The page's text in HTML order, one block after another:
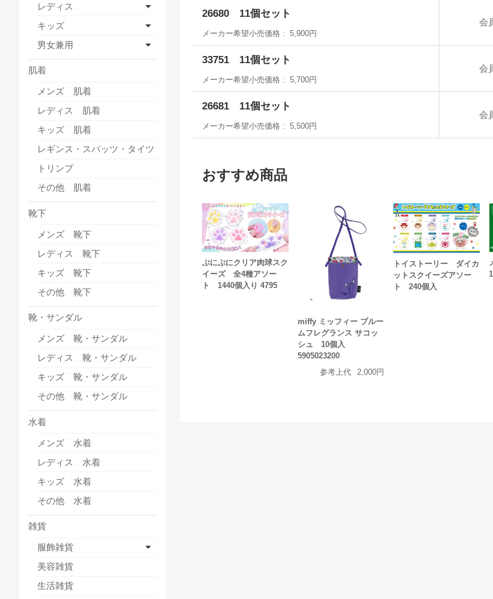
26680 11個セット
メーカー希望小売価格 5,900円
会
33751 11個セット
メーカー希望小売価格 5,700円
会
26681 11個セット
メーカー希望小売価格 5,500円
会
おすすめ商品
ぷにぷにクリア肉球スク
イーズ 全4種アソー
ト 1440個入り 4795
miffy ミッフィー ブルー
ムフレグランス サコッ
シュ 10個入
5905023200
参考上代
2,000円
トイストーリー ダイカ
ットスクイーズアソー
ト 240個入
レディス
キッズ
男女兼用
肌着
メンズ 肌着
レディス 肌着
キッズ 肌着
レギンス・スパッツ・タイツ
トリンプ
その他 肌着
靴下
メンズ 靴下
レディス 靴下
キッズ 靴下
その他 靴下
靴・サンダル
メンズ 靴・サンダル
レディス 靴・サンダル
キッズ 靴・サンダル
その他 靴・サンダル
水着
メンズ 水着
レディス 水着
キッズ 水着
その他 水着
雑貨
服飾雑貨
美容雑貨
生活雑貨